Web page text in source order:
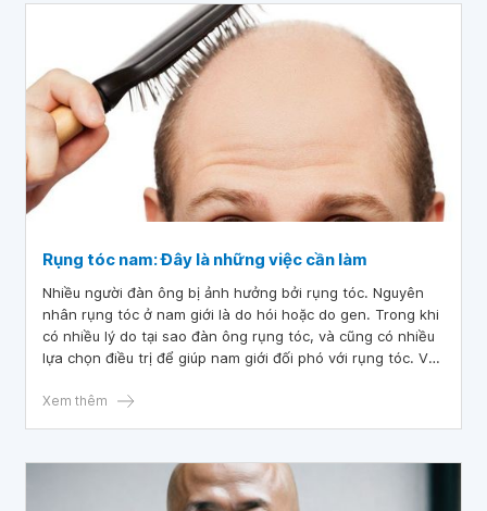
Rụng tóc nam: Đây là những việc cần làm
Nhiều người đàn ông bị ảnh hưởng bởi rụng tóc. Nguyên
nhân rụng tóc ở nam giới là do hói hoặc do gen. Trong khi
có nhiều lý do tại sao đàn ông rụng tóc, và cũng có nhiều
lựa chọn điều trị để giúp nam giới đối phó với rụng tóc. Vậy
Xem thêm